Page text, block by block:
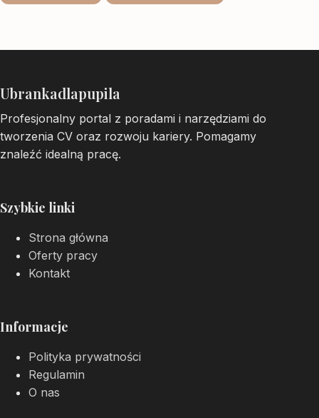
Ubrankadlapupila
Profesjonalny portal z poradami i narzędziami do
tworzenia CV oraz rozwoju kariery. Pomagamy
znaleźć idealną pracę.
Szybkie linki
Strona główna
Oferty pracy
Kontakt
Informacje
Polityka prywatności
Regulamin
O nas